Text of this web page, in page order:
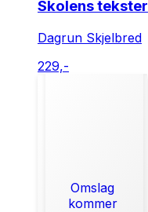
Skolens tekster
Dagrun Skjelbred
229,-
Omslag
kommer